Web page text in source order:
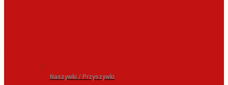
Naszywki / Przyszywki